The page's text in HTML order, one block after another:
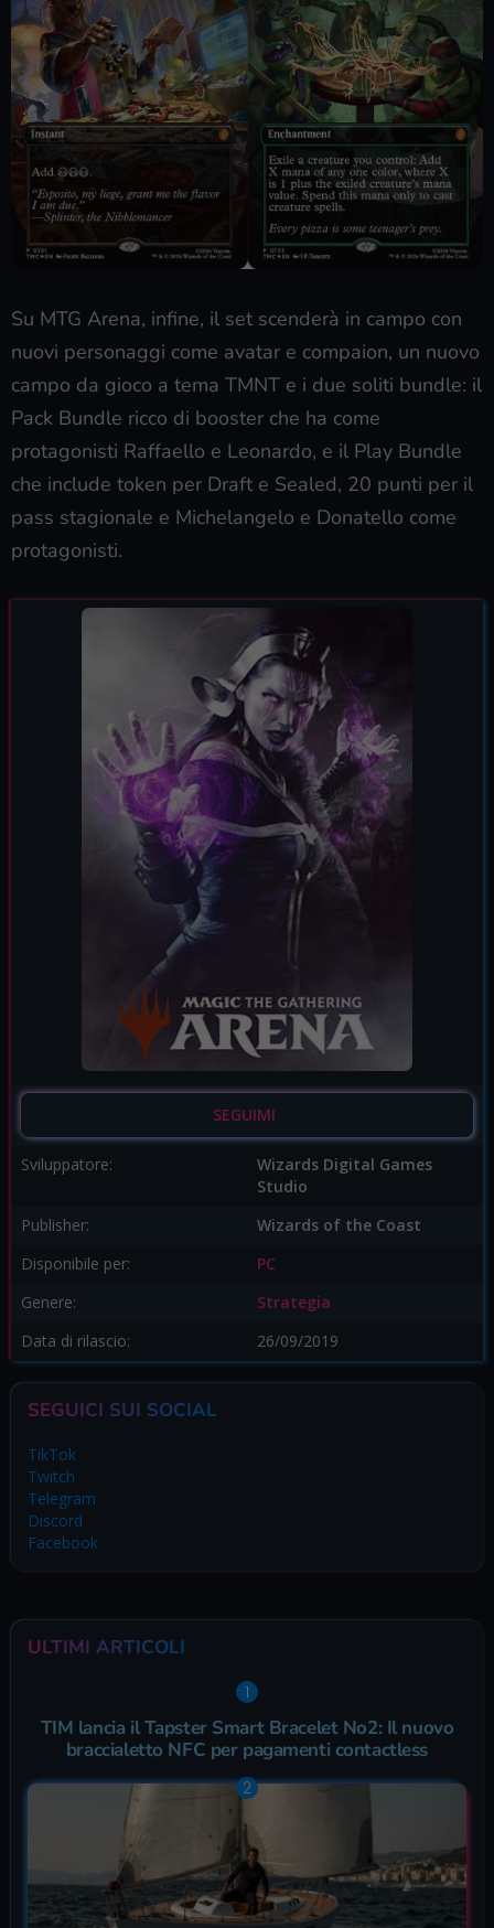
Su MTG Arena, infine, il set scenderà in campo con
nuovi personaggi come avatar e compaion, un nuovo
campo da gioco a tema TMNT e i due soliti bundle: il
Pack Bundle ricco di booster che ha come
protagonisti Raffaello e Leonardo, e il Play Bundle
che include token per Draft e Sealed, 20 punti per il
pass stagionale e Michelangelo e Donatello come
protagonisti.
SEGUIMI
Sviluppatore:
Wizards Digital Games
Studio
Publisher:
Wizards of the Coast
Disponibile per:
PC
Genere:
Strategia
Data di rilascio:
26/09/2019
SEGUICI SUI SOCIAL
TikTok
Twitch
Telegram
Discord
Facebook
ULTIMI ARTICOLI
TIM lancia il Tapster Smart Bracelet No2: Il nuovo
braccialetto NFC per pagamenti contactless